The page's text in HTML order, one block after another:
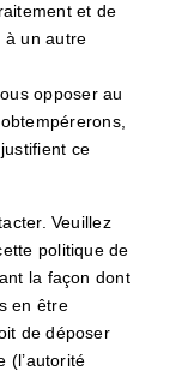
et de
à un autre
opposer au
ce
Veuillez
politique de
la façon dont
en être
de déposer
(l’autorité